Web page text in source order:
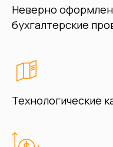
Неверно
бухгалтерские
Технологические